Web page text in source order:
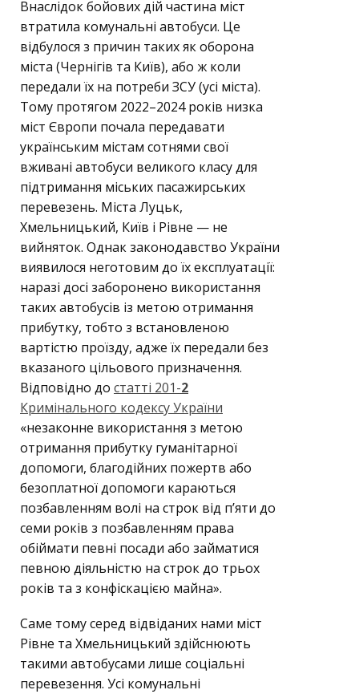
Внаслідок бойових дій частина міст
втратила комунальні автобуси. Це
відбулося з причин таких як оборона
міста (Чернігів та Київ), або ж коли
передали їх на потреби ЗСУ (усі міста).
Тому протягом 2022–2024 років низка
міст Європи почала передавати
українським містам сотнями свої
вживані автобуси великого класу для
підтримання міських пасажирських
перевезень. Міста Луцьк,
Хмельницький, Київ і Рівне — не
вийняток. Однак законодавство України
виявилося неготовим до їх експлуатації:
наразі досі заборонено використання
таких автобусів із метою отримання
прибутку, тобто з встановленою
вартістю проїзду, адже їх передали без
вказаного цільового призначення.
Відповідно до статті 201-2
Кримінального кодексу України
«незаконне використання з метою
отримання прибутку гуманітарної
допомоги, благодійних пожертв або
безоплатної допомоги караються
позбавленням волі на строк від п’яти до
семи років з позбавленням права
обіймати певні посади або займатися
певною діяльністю на строк до трьох
років та з конфіскацією майна».
Саме тому серед відвіданих нами міст
Рівне та Хмельницький здійснюють
такими автобусами лише соціальні
перевезення. Усі комунальні